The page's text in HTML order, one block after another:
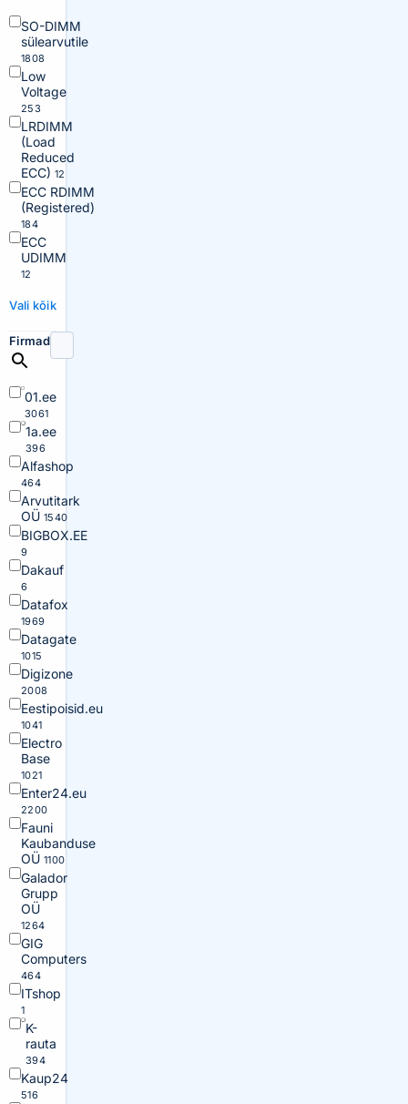
SO-DIMM
sülearvutile
1808
Low
Voltage
253
LRDIMM
(Load
Reduced
ECC) 12
ECC RDIMM
(Registered)
184
ECC
UDIMM
12
Vali kõik
Firmad
01.ee
3061
1a.ee
396
Alfashop
464
Arvutitark
OÜ 1540
BIGBOX.EE
9
Dakauf
6
Datafox
1969
Datagate
1015
Digizone
2008
Eestipoisid.eu
1041
Electro
Base
1021
Enter24.eu
2200
Fauni
Kaubanduse
OÜ 1100
Galador
Grupp
OÜ
1264
GIG
Computers
464
ITshop
1
K-
rauta
394
Kaup24
516